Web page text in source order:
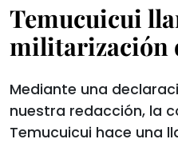
Temucuicui
militarización
Mediante una
nuestra redacción, la
Temucuicui hace una